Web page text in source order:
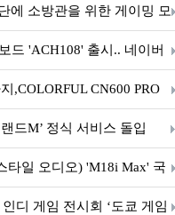
에 소방관을 위한 게이밍 모
드 'ACH108' 출시.. 네이버
,COLORFUL CN600 PRO
드M’ 정식 서비스 돌입
타일 오디오) 'M18i Max' 국
디 게임 전시회 ‘도쿄 게임